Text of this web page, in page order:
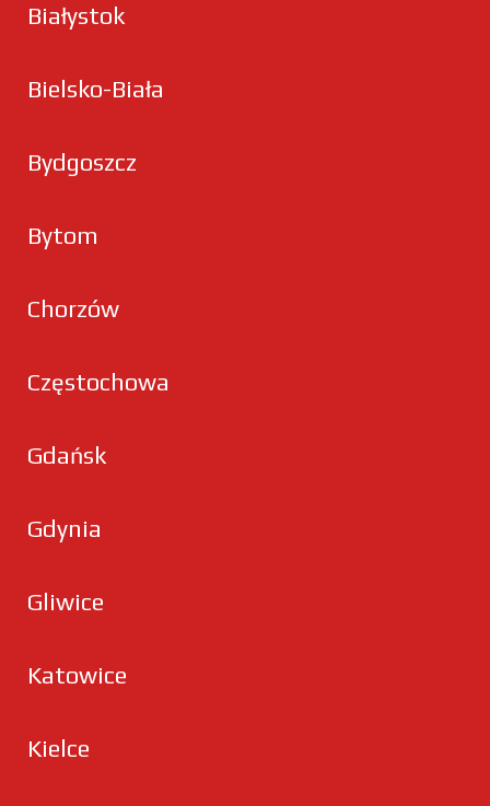
Białystok
Bielsko-Biała
Bydgoszcz
Bytom
Chorzów
Częstochowa
Gdańsk
Gdynia
Gliwice
Katowice
Kielce